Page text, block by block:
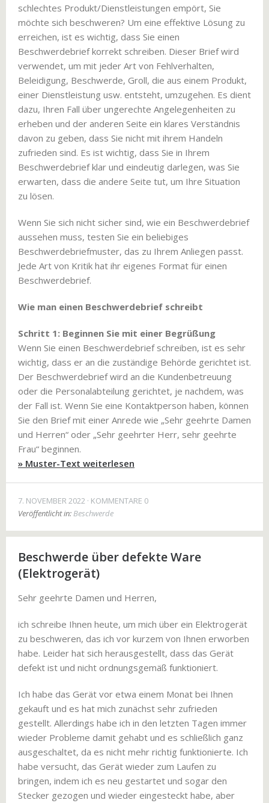
schlechtes Produkt/Dienstleistungen empört, Sie
möchte sich beschweren? Um eine effektive Lösung zu
erreichen, ist es wichtig, dass Sie einen
Beschwerdebrief korrekt schreiben. Dieser Brief wird
verwendet, um mit jeder Art von Fehlverhalten,
Beleidigung, Beschwerde, Groll, die aus einem Produkt,
einer Dienstleistung usw. entsteht, umzugehen. Es dient
dazu, Ihren Fall über ungerechte Angelegenheiten zu
erheben und der anderen Seite ein klares Verständnis
davon zu geben, dass Sie nicht mit ihrem Handeln
zufrieden sind. Es ist wichtig, dass Sie in Ihrem
Beschwerdebrief klar und eindeutig darlegen, was Sie
erwarten, dass die andere Seite tut, um Ihre Situation
zu lösen.
Wenn Sie sich nicht sicher sind, wie ein Beschwerdebrief
aussehen muss, testen Sie ein beliebiges
Beschwerdebriefmuster, das zu Ihrem Anliegen passt.
Jede Art von Kritik hat ihr eigenes Format für einen
Beschwerdebrief.
Wie man einen Beschwerdebrief schreibt
Schritt 1: Beginnen Sie mit einer Begrüßung
Wenn Sie einen Beschwerdebrief schreiben, ist es sehr
wichtig, dass er an die zuständige Behörde gerichtet ist.
Der Beschwerdebrief wird an die Kundenbetreuung
oder die Personalabteilung gerichtet, je nachdem, was
der Fall ist. Wenn Sie eine Kontaktperson haben, können
Sie den Brief mit einer Anrede wie „Sehr geehrte Damen
und Herren“ oder „Sehr geehrter Herr, sehr geehrte
Frau“ beginnen.
» Muster-Text weiterlesen
7. NOVEMBER 2022 KOMMENTARE 0
Veröffentlicht in:Beschwerde
Beschwerde über defekte Ware
(Elektrogerät)
Sehr geehrte Damen und Herren,
ich schreibe Ihnen heute, um mich über ein Elektrogerät
zu beschweren, das ich vor kurzem von Ihnen erworben
habe. Leider hat sich herausgestellt, dass das Gerät
defekt ist und nicht ordnungsgemäß funktioniert.
Ich habe das Gerät vor etwa einem Monat bei Ihnen
gekauft und es hat mich zunächst sehr zufrieden
gestellt. Allerdings habe ich in den letzten Tagen immer
wieder Probleme damit gehabt und es schließlich ganz
ausgeschaltet, da es nicht mehr richtig funktionierte. Ich
habe versucht, das Gerät wieder zum Laufen zu
bringen, indem ich es neu gestartet und sogar den
Stecker gezogen und wieder eingesteckt habe, aber